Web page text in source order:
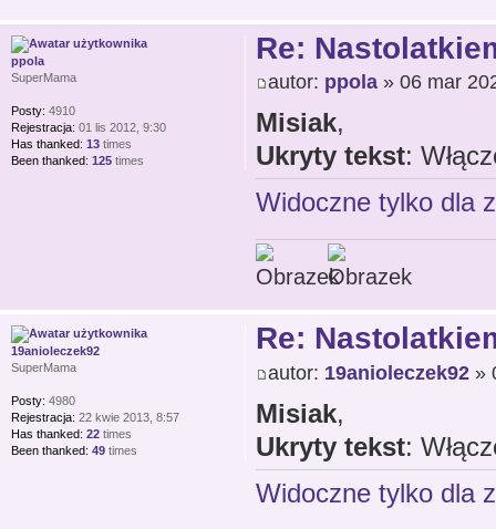
Re:
autor: ppola» 06 mar
Misiak,
Ukryty tekst:
Widoczne tylko dla
ppola
SuperMama
Posty: 4910
Rejestracja: 01 lis 2012, 9:30
Has thanked: 13 times
Been thanked: 125 times
Re:
autor: 19anioleczek92»
Misiak,
Ukryty tekst:
Widoczne tylko dla
19anioleczek92
SuperMama
Posty: 4980
Rejestracja: 22 kwie 2013, 8:57
Has thanked: 22 times
Been thanked: 49 times